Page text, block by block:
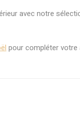
avec notre
pour compléter votre